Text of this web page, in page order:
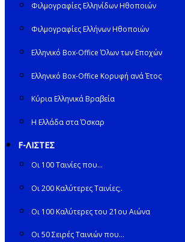
Φιλμογραφίες Ελληνίδων Ηθοποιών
Φιλμογραφίες Ελλήνων Ηθοποιών
Ελληνικό Box-Office Όλων των Εποχών
Ελληνικό Box-Office Κορυφή ανά Έτος
Κύρια Ελληνικά Βραβεία
Η Ελλάδα στα Όσκαρ
F-ΛΙΣΤΕΣ
Οι 100 Ταινίες που…
Οι 200 Καλύτερες Ταινίες;.
Οι 100 Καλύτερες του 21ου Αιώνα
Οι 50 Σειρές Ταινιών που…